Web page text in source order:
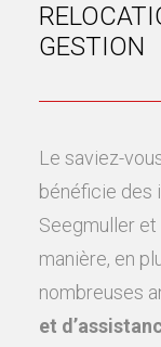
GESTION
Le saviez-
bénéficie des
Seegmuller
manière, en
nombreuses
et